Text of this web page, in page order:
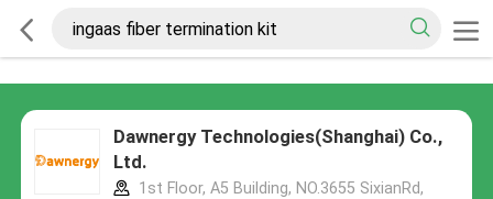
Dawnergy Technologies(Shanghai) Co.,
Ltd.
1st Floor, A5 Building, NO.3655 SixianRd,